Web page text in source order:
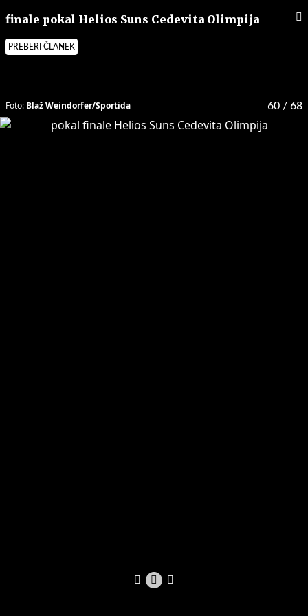
finale pokal Helios Suns Cedevita Olimpija
PREBERI ČLANEK
60 / 68
Foto: Blaž Weindorfer/Sportida